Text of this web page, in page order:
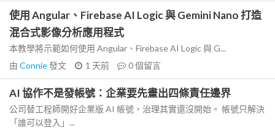
使用 Angular、Firebase AI Logic 與 Gemini Nano 打造
混合式影像分析應用程式
本教學將示範如何使用 Angular、Firebase AI Logic 與 G...
由 Connie發文 1 天前 0個留言
AI 協作不是發帳號：企業要先畫出四條責任邊界
公司替工程師開好企業版 AI 帳號，治理其實還沒開始。 帳號只解決
「誰可以登入」...